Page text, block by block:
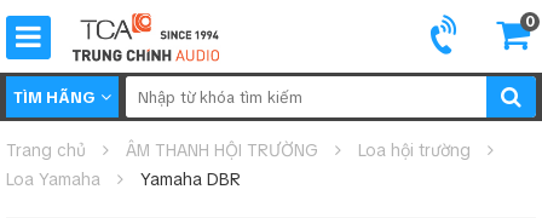
0
TÌM HÃNG
Trang chủ ÂM THANH HỘI TRƯỜNG
Loa hội trường
Loa Yamaha
Yamaha DBR